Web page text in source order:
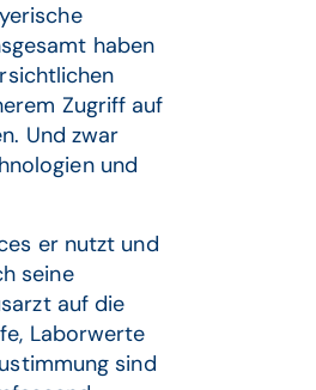
haben
Zugriff auf
Und zwar
und
er nutzt und
seine
auf die
Laborwerte
sind